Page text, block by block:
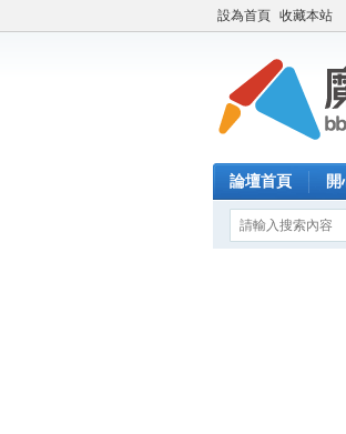
設為首頁 收藏本站
論壇首頁 開